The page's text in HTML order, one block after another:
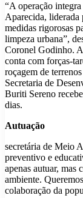
“A operação
Aparecida,
medidas rigorosas
limpeza urbana”,
Coronel Godinho.
conta com forças-
roçagem de
Secretaria de
Buriti Sereno
dias.
Autuação
secretária de Meio
preventivo e
apenas autuar, mas
ambiente.
colaboração da